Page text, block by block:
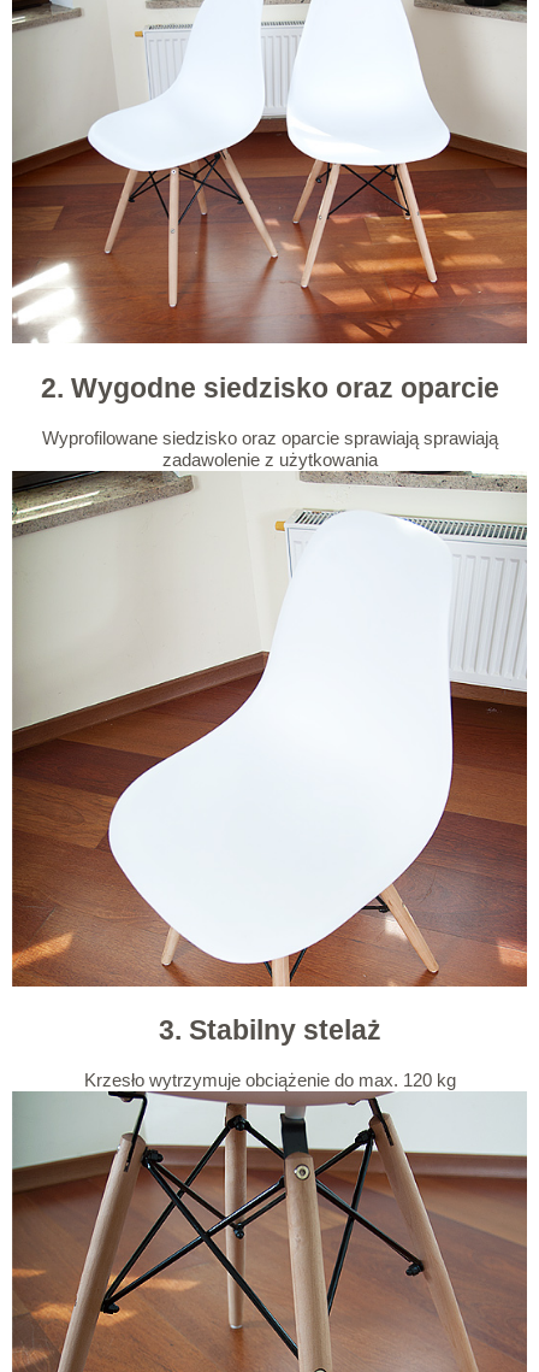
2. Wygodne siedzisko oraz oparcie
Wyprofilowane siedzisko oraz oparcie sprawiają sprawiają
zadawolenie z użytkowania
3. Stabilny stelaż
Krzesło wytrzymuje obciążenie do max. 120 kg